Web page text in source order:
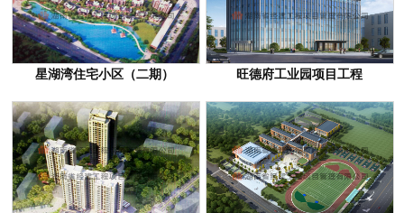
星湖湾住宅小区（二期） 旺德府工业园项目工程